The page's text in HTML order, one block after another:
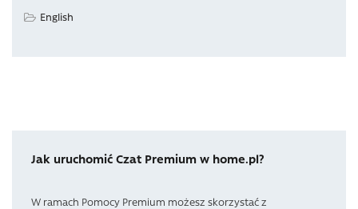
English
Jak uruchomić Czat Premium w home.pl?
W ramach Pomocy Premium możesz skorzystać z